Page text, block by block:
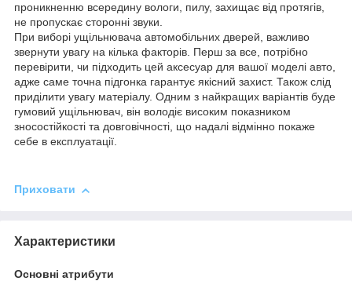
проникненню всередину вологи, пилу, захищає від протягів,
не пропускає сторонні звуки.
При виборі ущільнювача автомобільних дверей, важливо
звернути увагу на кілька факторів. Перш за все, потрібно
перевірити, чи підходить цей аксесуар для вашої моделі авто,
адже саме точна підгонка гарантує якісний захист. Також слід
приділити увагу матеріалу. Одним з найкращих варіантів буде
гумовий ущільнювач, він володіє високим показником
зносостійкості та довговічності, що надалі відмінно покаже
себе в експлуатації.
Приховати
Характеристики
Основні атрибути